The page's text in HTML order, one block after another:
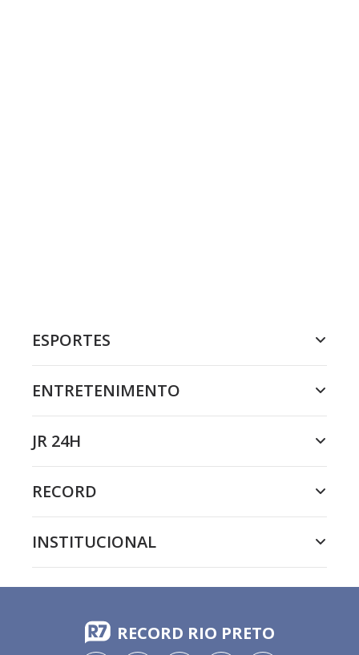
ESPORTES
ENTRETENIMENTO
JR 24H
RECORD
INSTITUCIONAL
RECORD RIO PRETO